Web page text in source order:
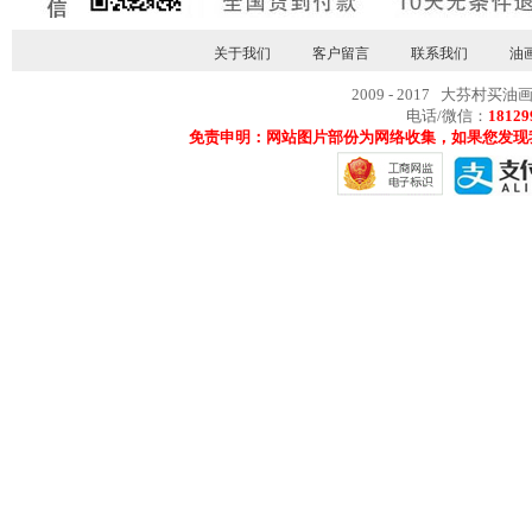
关于我们 客户留言 联系我们 油
2009 - 2017 大芬村买油
电话/微信：
免责申明：网站图片部份为网络收集，如果您发